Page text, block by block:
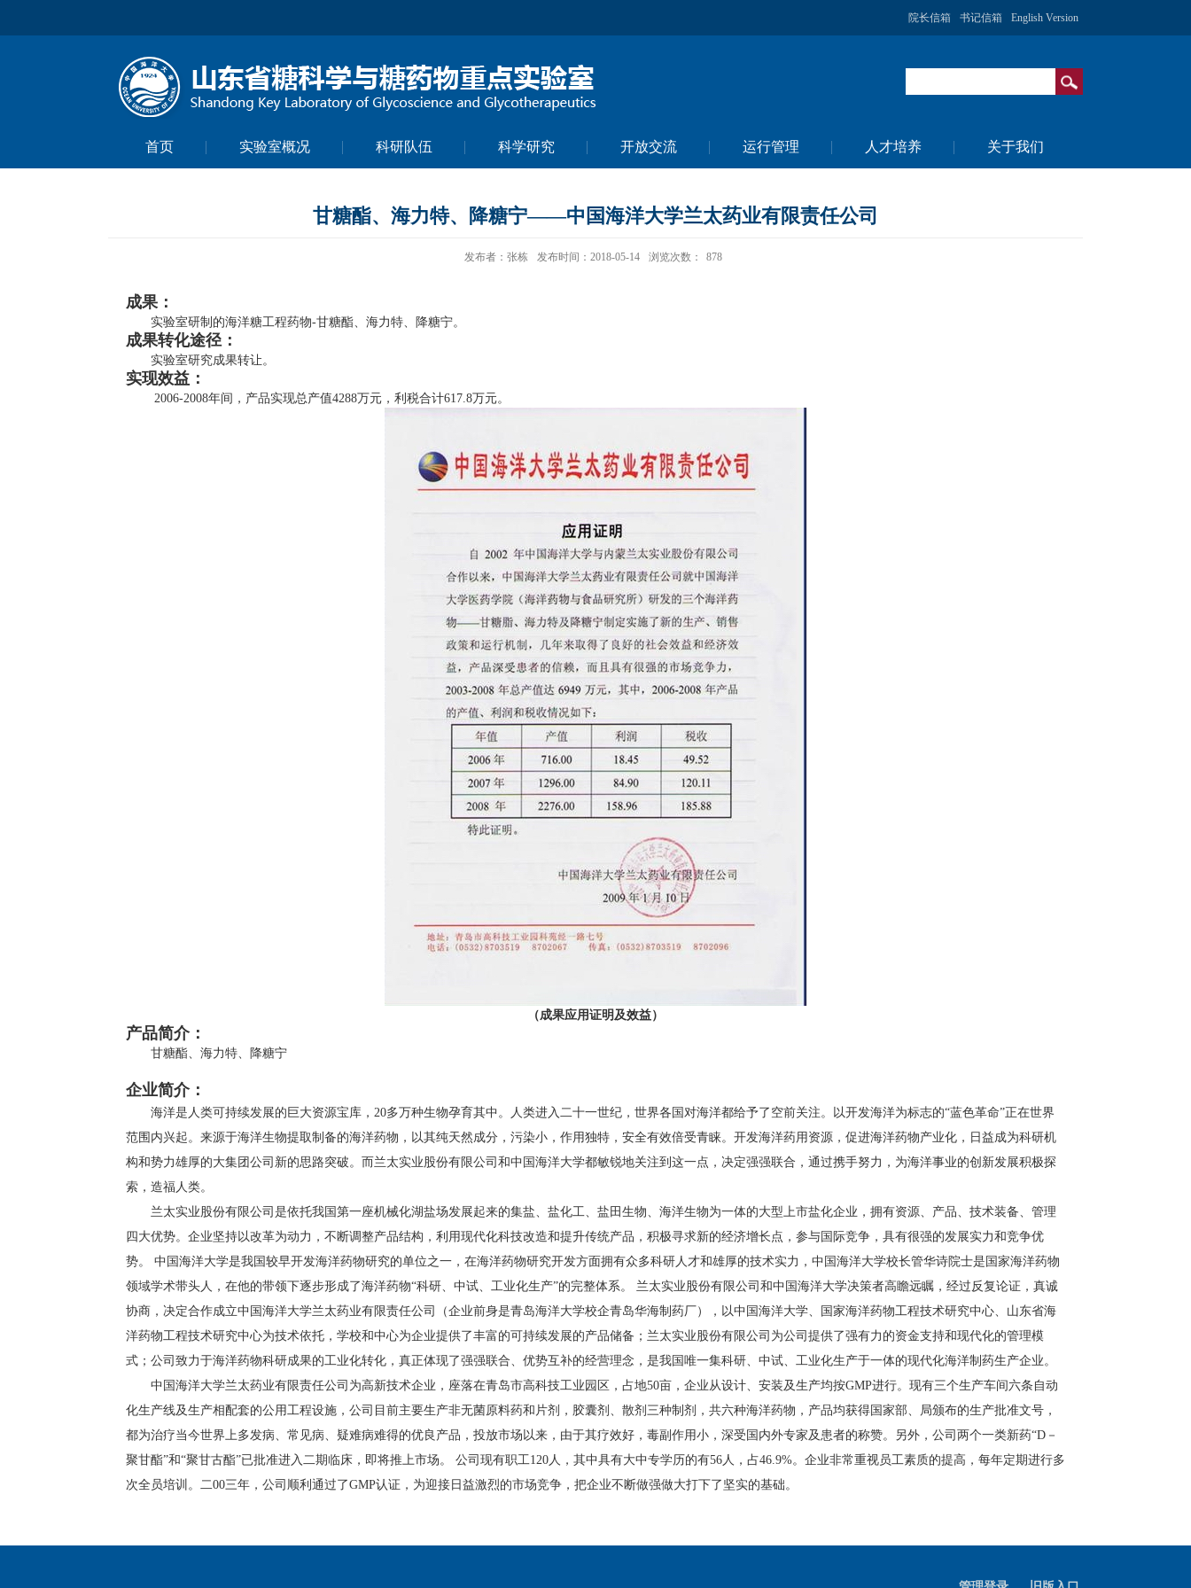
院长信箱 书记信箱 English Version
首页 实验室概况 科研队伍 科学研究 开放交流 运行管理 人才培养 关于我们
甘糖酯、海力特、降糖宁——中国海洋大学兰太药业有限责任公司
发布者：张栋 发布时间：2018-05-14 浏览次数： 878
成果：
实验室研制的海洋糖工程药物-甘糖酯、海力特、降糖宁。
成果转化途径：
实验室研究成果转让。
实现效益：
2006-2008年间，产品实现总产值4288万元，利税合计617.8万元。
（成果应用证明及效益）
产品简介：
甘糖酯、海力特、降糖宁
企业简介：
海洋是人类可持续发展的巨大资源宝库， 20多万种生物孕育其中。人类进入二十一世纪，世界各国对海洋都给予了空前关注。以开发海洋为标志的“蓝色革命”正在世界
范围内兴起。来源于海洋生物提取制备的海洋药物，以其纯天然成分，污染小，作用独特，安全有效倍受青睐。开发海洋药用资源，促进海洋药物产业化，日益成为科研机
构和势力雄厚的大集团公司新的思路突破。而兰太实业股份有限公司和中国海洋大学都敏锐地关注到这一点，决定强强联合，通过携手努力，为海洋事业的创新发展积极探
索，造福人类。
兰太实业股份有限公司是依托我国第一座机械化湖盐场发展起来的集盐、盐化工、盐田生物、海洋生物为一体的大型上市盐化企业，拥有资源、产品、技术装备、管理
四大优势。企业坚持以改革为动力，不断调整产品结构，利用现代化科技改造和提升传统产品，积极寻求新的经济增长点，参与国际竞争，具有很强的发展实力和竞争优
势。 中国海洋大学是我国较早开发海洋药物研究的单位之一，在海洋药物研究开发方面拥有众多科研人才和雄厚的技术实力，中国海洋大学校长管华诗院士是国家海洋药物
领域学术带头人，在他的带领下逐步形成了海洋药物“科研、中试、工业化生产”的完整体系。 兰太实业股份有限公司和中国海洋大学决策者高瞻远瞩，经过反复论证，真诚
协商，决定合作成立中国海洋大学兰太药业有限责任公司（企业前身是青岛海洋大学校企青岛华海制药厂），以中国海洋大学、国家海洋药物工程技术研究中心、山东省海
洋药物工程技术研究中心为技术依托，学校和中心为企业提供了丰富的可持续发展的产品储备；兰太实业股份有限公司为公司提供了强有力的资金支持和现代化的管理模
式；公司致力于海洋药物科研成果的工业化转化，真正体现了强强联合、优势互补的经营理念，是我国唯一集科研、中试、工业化生产于一体的现代化海洋制药生产企业。
中国海洋大学兰太药业有限责任公司为高新技术企业，座落在青岛市高科技工业园区，占地50亩，企业从设计、安装及生产均按GMP进行。现有三个生产车间六条自动
化生产线及生产相配套的公用工程设施，公司目前主要生产非无菌原料药和片剂，胶囊剂、散剂三种制剂，共六种海洋药物，产品均获得国家部、局颁布的生产批准文号，
都为治疗当今世界上多发病、常见病、疑难病难得的优良产品，投放市场以来，由于其疗效好，毒副作用小，深受国内外专家及患者的称赞。另外，公司两个一类新药“D －
聚甘酯”和“聚甘古酯”已批准进入二期临床，即将推上市场。 公司现有职工120人，其中具有大中专学历的有56人，占46.9%。企业非常重视员工素质的提高，每年定期进行多
次全员培训。二00三年，公司顺利通过了GMP认证，为迎接日益激烈的市场竞争，把企业不断做强做大打下了坚实的基础。